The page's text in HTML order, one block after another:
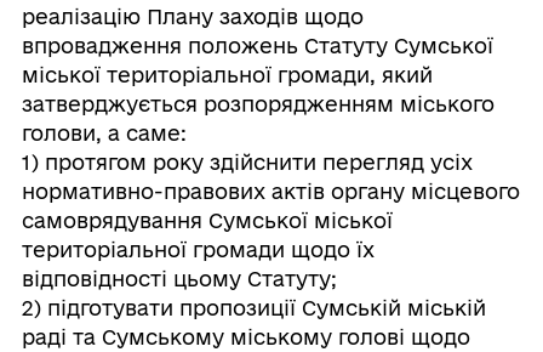
реалізацію Плану заходів щодо
впровадження положень Статуту Сумської
міської територіальної громади, який
затверджується розпорядженням міського
голови, а саме:
1) протягом року здійснити перегляд усіх
нормативно-правових актів органу місцевого
самоврядування Сумської міської
територіальної громади щодо їх
відповідності цьому Статуту;
2) підготувати пропозиції Сумській міській
раді та Сумському міському голові щодо